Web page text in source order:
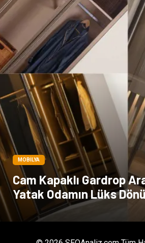
MOBILYA
Cam Kapaklı Gardrop
Yatak Odamın Lüks